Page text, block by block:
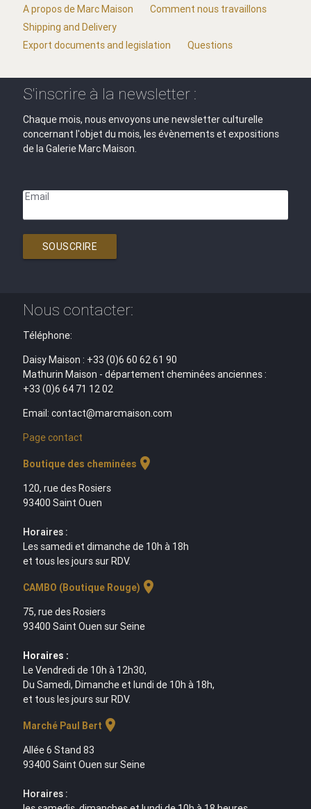
A propos de Marc Maison
Comment nous travaillons
Shipping and Delivery
Export documents and legislation
Questions
S'inscrire à la newsletter :
Chaque mois, nous envoyons une newsletter culturelle
concernant l'objet du mois, les évènements et expositions
de la Galerie Marc Maison.
Email
SOUSCRIRE
Nous contacter:
Téléphone:
Daisy Maison : +33 (0)6 60 62 61 90
Mathurin Maison - département cheminées anciennes :
+33 (0)6 64 71 12 02
Email: contact@marcmaison.com
Page contact
Boutique des cheminées location_on
120, rue des Rosiers
93400 Saint Ouen
Horaires :
Les samedi et dimanche de 10h à 18h
et tous les jours sur RDV.
CAMBO (Boutique Rouge) location_on
75, rue des Rosiers
93400 Saint Ouen sur Seine
Horaires :
Le Vendredi de 10h à 12h30,
Du Samedi, Dimanche et lundi de 10h à 18h,
et tous les jours sur RDV.
Marché Paul Bert location_on
Allée 6 Stand 83
93400 Saint Ouen sur Seine
Horaires :